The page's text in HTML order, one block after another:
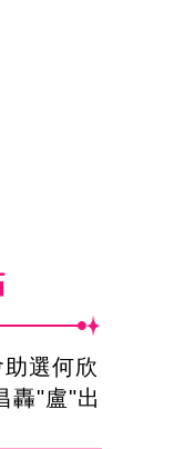
選何欣
轟"盧"出